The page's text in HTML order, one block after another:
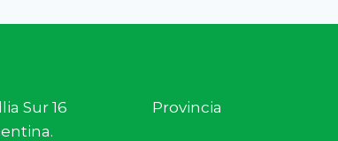
Illia Sur 16 Provincia